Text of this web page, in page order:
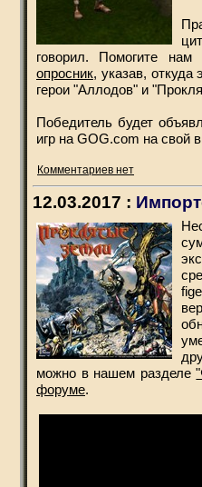
говорил. Помогите нам
опросник, указав, откуда
герои "Аллодов" и
Победитель будет
игр на GOG.com на свой
Комментариев нет
12.03.2017 :
можно в нашем разделе
форуме.